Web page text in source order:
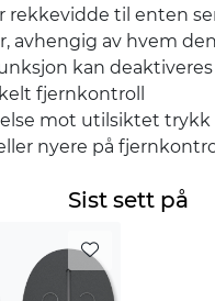
rekkevidde til enten
avhengig av hvem
kan
fjernkontroll
mot utilsiktet trykk
nyere på
Sist sett på